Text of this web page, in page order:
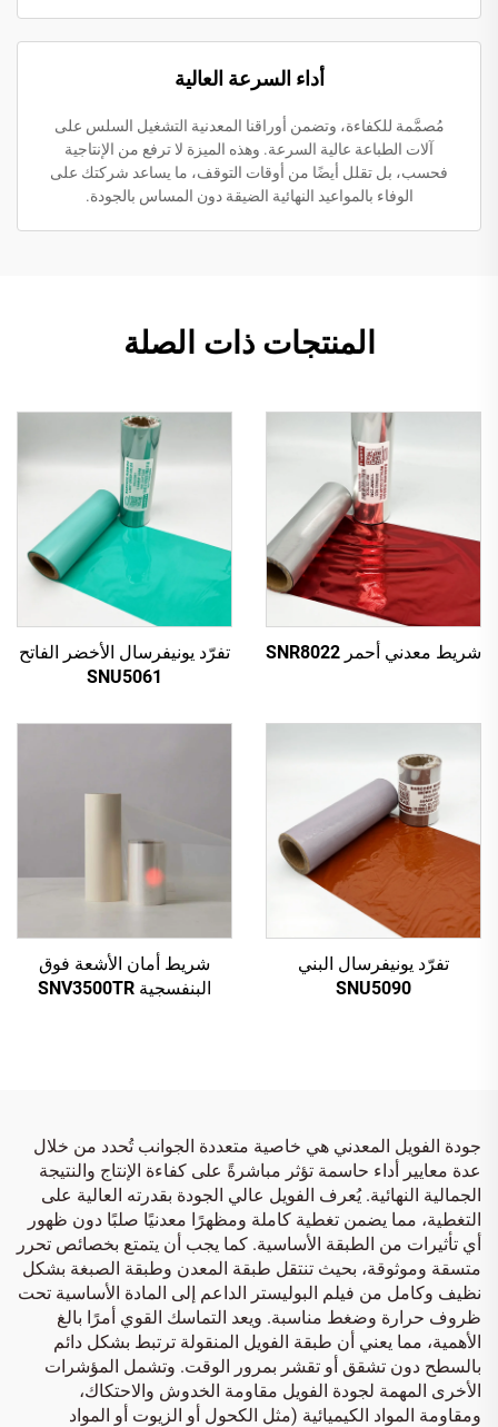
أداء السرعة العالية
مُصمَّمة للكفاءة، وتضمن أوراقنا المعدنية التشغيل السلس على
آلات الطباعة عالية السرعة. وهذه الميزة لا ترفع من الإنتاجية
فحسب، بل تقلل أيضًا من أوقات التوقف، ما يساعد شركتك على
الوفاء بالمواعيد النهائية الضيقة دون المساس بالجودة.
المنتجات ذات الصلة
شريط معدني أحمر SNR8022
تفرّد يونيفرسال الأخضر الفاتح
SNU5061
تفرّد يونيفرسال البني
SNU5090
شريط أمان الأشعة فوق
البنفسجية SNV3500TR
جودة الفويل المعدني هي خاصية متعددة الجوانب تُحدد من خلال
عدة معايير أداء حاسمة تؤثر مباشرةً على كفاءة الإنتاج والنتيجة
الجمالية النهائية. يُعرف الفويل عالي الجودة بقدرته العالية على
التغطية، مما يضمن تغطية كاملة ومظهرًا معدنيًا صلبًا دون ظهور
أي تأثيرات من الطبقة الأساسية. كما يجب أن يتمتع بخصائص تحرر
متسقة وموثوقة، بحيث تنتقل طبقة المعدن وطبقة الصبغة بشكل
نظيف وكامل من فيلم البوليستر الداعم إلى المادة الأساسية تحت
ظروف حرارة وضغط مناسبة. ويعد التماسك القوي أمرًا بالغ
الأهمية، مما يعني أن طبقة الفويل المنقولة ترتبط بشكل دائم
بالسطح دون تشقق أو تقشر بمرور الوقت. وتشمل المؤشرات
الأخرى المهمة لجودة الفويل مقاومة الخدوش والاحتكاك،
ومقاومة المواد الكيميائية (مثل الكحول أو الزيوت أو المواد